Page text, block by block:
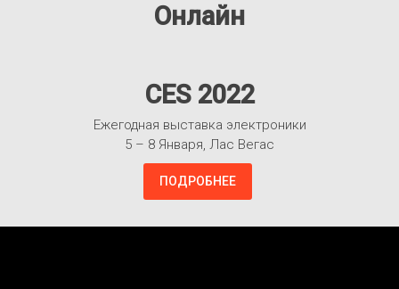
Онлайн
CES 2022
Ежегодная выставка электроники
5 – 8 Января, Лас Вегас
ПОДРОБНЕЕ